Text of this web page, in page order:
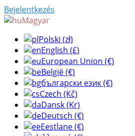
Bejelentkezés
Magyar
Polski (zł)
English (£)
European Union (€)
België (€)
български език (€)
Czech (Kč)
Dansk (Kr)
Deutsch (€)
Eestlane (€)